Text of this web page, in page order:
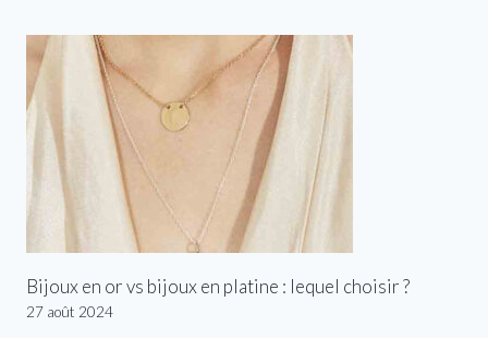
Bijoux en or vs bijoux en platine : lequel choisir ?
27 août 2024